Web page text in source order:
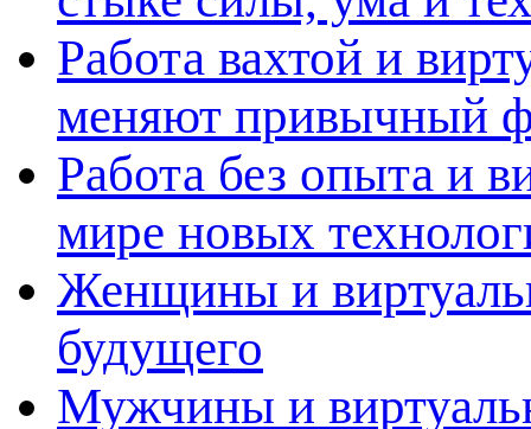
Работа вахтой и
меняют привычный
Работа без опыта и
мире новых
Женщины и
будущего
Мужчины и